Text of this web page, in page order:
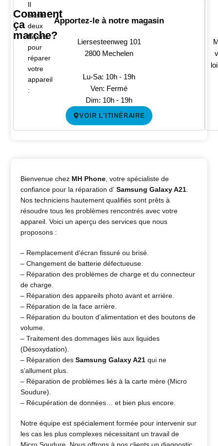
Comment
ça
marche?
Il
existe
deux
façons
pour
réparer
votre
appareil
:
Apportez-le à notre magasin
Liersesteenweg 101
2800 Mechelen
Lu-Sa: 10h - 19h
Ven: Fermé
Dim: 10h - 19h
VOIR L'ITINÉRAIRE
Bienvenue chez MH Phone , votre spécialiste de
confiance pour la réparation d’ Samsung Galaxy A21
Nos techniciens hautement qualifiés sont prêts à
résoudre tous les problèmes rencontrés avec votre
appareil. Voici un aperçu des services que nous
proposons :
– Remplacement d’écran fissuré ou brisé.
– Changement de batterie défectueuse.
– Réparation des problèmes de charge et du connecteur
de charge.
– Réparation des appareils photo avant et arrière.
– Réparation de la face arrière.
– Réparation du bouton d’alimentation et des boutons de
volume.
– Traitement des dommages liés aux liquides
(Désoxydation).
– Réparation desSamsung Galaxy A21 qui ne
s’allument plus.
– Réparation de problèmes liés à la carte mère (Micro
Soudure).
– Récupération de données… et bien plus encore.
Notre équipe est spécialement formée pour intervenir sur
les cas les plus complexes nécessitant un travail de
Micro Soudure. Nous offrons à nos clients un diagnostic